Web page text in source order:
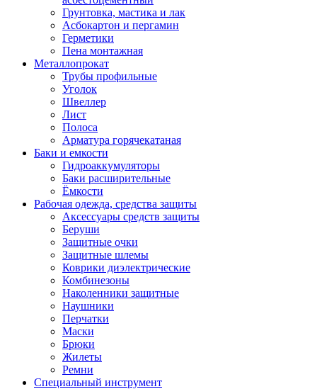
Грунтовка, мастика и лак
Асбокартон и пергамин
Герметики
Пена монтажная
Металлопрокат
Трубы профильные
Уголок
Швеллер
Лист
Полоса
Арматура горячекатаная
Баки и емкости
Гидроаккумуляторы
Баки расширительные
Ёмкости
Рабочая одежда, средства защиты
Аксессуары средств защиты
Беруши
Защитные очки
Защитные шлемы
Коврики диэлектрические
Комбинезоны
Наколенники защитные
Наушники
Перчатки
Маски
Брюки
Жилеты
Ремни
Специальный инструмент